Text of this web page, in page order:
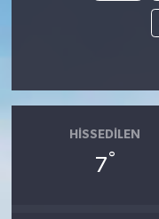
HISSEDILEN
7°